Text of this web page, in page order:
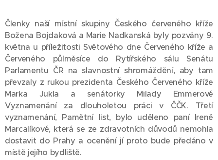
Členky naší místní skupiny Českého červeného kříže
Božena Bojdaková a Marie Nadkanská byly pozvány 9.
května u příležitosti Světového dne Červeného kříže a
Červeného půlměsíce do Rytířského sálu Senátu
Parlamentu ČR na slavnostní shromáždění, aby tam
převzaly z rukou prezidenta Českého Červeného kříže
Marka Jukla a senátorky Milady Emmerové
Vyznamenání za dlouholetou práci v ČČK. Třetí
vyznamenání, Pamětní list, bylo uděleno paní Ireně
Marcalíkové, která se ze zdravotních důvodů nemohla
dostavit do Prahy a ocenění jí proto bude předáno v
místě jejího bydliště.